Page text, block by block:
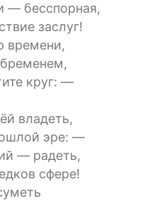
— бесспорная,
заслуг!
времени,
круг: —
владеть,
эре: —
— радеть,
сфере!